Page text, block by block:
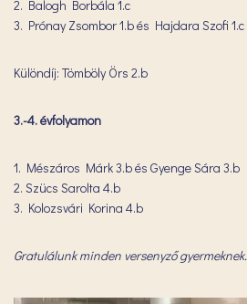
2. Balogh Borbála 1.c
3. Prónay Zsombor 1.b és Hajdara Szofi 1.c
Különdíj: Tömböly Örs 2.b
3.-4. évfolyamon
1. Mészáros Márk 3.b és Gyenge Sára 3.b
2. Szücs Sarolta 4.b
3. Kolozsvári Korina 4.b
Gratulálunk minden versenyző gyermeknek.